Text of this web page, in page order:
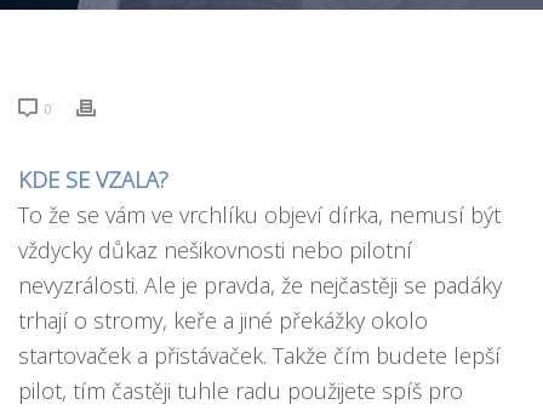
0
KDE SE VZALA?
To že se vám ve vrchlíku objeví dírka, nemusí být
vždycky důkaz nešikovnosti nebo pilotní
nevyzrálosti. Ale je pravda, že nejčastěji se padáky
trhají o stromy, keře a jiné překážky okolo
startovaček a přistávaček. Takže čím budete lepší
pilot, tím častěji tuhle radu použijete spíš pro